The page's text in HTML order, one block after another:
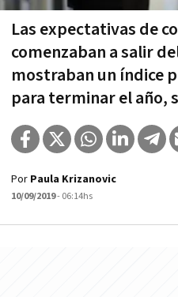
Las expectativas de
comenzaban a salir
mostraban un índice
para terminar el año,
Por Paula Krizanovic
10/09/2019- 06:14hs